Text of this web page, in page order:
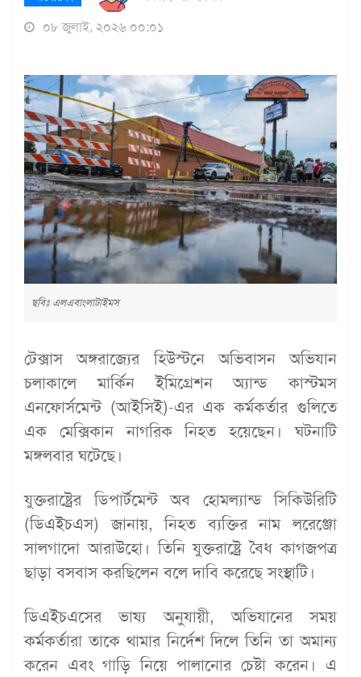
০৮ জুলাই, ২০২৬ ০০:০১
ছবিঃ এলএবাংলাটাইমস
টেক্সাস অঙ্গরাজ্যের হিউস্টনে অভিবাসন অভিযান
চলাকালে মার্কিন ইমিগ্রেশন অ্যান্ড কাস্টমস
এনফোর্সমেন্ট (আইসিই)-এর এক কর্মকর্তার গুলিতে
এক মেক্সিকান নাগরিক নিহত হয়েছেন। ঘটনাটি
মঙ্গলবার ঘটেছে।
যুক্তরাষ্ট্রের ডিপার্টমেন্ট অব হোমল্যান্ড সিকিউরিটি
(ডিএইচএস) জানায়, নিহত ব্যক্তির নাম লরেঞ্জো
সালগাদো আরাউহো। তিনি যুক্তরাষ্ট্রে বৈধ কাগজপত্র
ছাড়া বসবাস করছিলেন বলে দাবি করেছে সংস্থাটি।
ডিএইচএসের ভাষ্য অনুযায়ী, অভিযানের সময়
কর্মকর্তারা তাকে থামার নির্দেশ দিলে তিনি তা অমান্য
করেন এবং গাড়ি নিয়ে পালানোর চেষ্টা করেন। এ